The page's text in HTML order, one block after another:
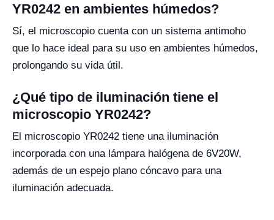
YR0242 en ambientes húmedos?
Sí, el microscopio cuenta con un sistema antimoho
que lo hace ideal para su uso en ambientes húmedos,
prolongando su vida útil.
¿Qué tipo de iluminación tiene el
microscopio YR0242?
El microscopio YR0242 tiene una iluminación
incorporada con una lámpara halógena de 6V20W,
además de un espejo plano cóncavo para una
iluminación adecuada.